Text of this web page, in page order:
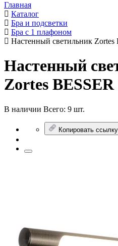
Главная
Каталог
Бра и подсветки
Бра с 1 плафоном
Настенный светильник Zortes
Настенный
Zortes
В наличии Всего: 9 шт.
Копировать ссылку